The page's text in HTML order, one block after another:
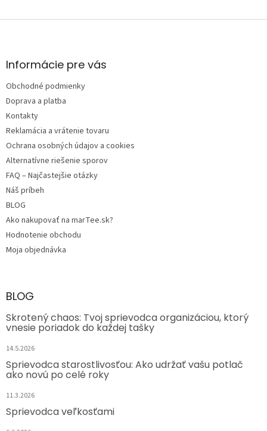
Z
ä
e
Informácie pre vás
Obchodné podmienky
Doprava a platba
Kontakty
Reklamácia a vrátenie tovaru
Ochrana osobných údajov a cookies
Alternatívne riešenie sporov
FAQ – Najčastejšie otázky
Náš príbeh
BLOG
Ako nakupovať na marTee.sk?
Hodnotenie obchodu
Moja objednávka
BLOG
Skrotený chaos: Tvoj sprievodca organizáciou, ktorý
vnesie poriadok do každej tašky
14.5.2026
Sprievodca starostlivosťou: Ako udržať vašu potlač
ako novú po celé roky
11.3.2026
Sprievodca veľkosťami